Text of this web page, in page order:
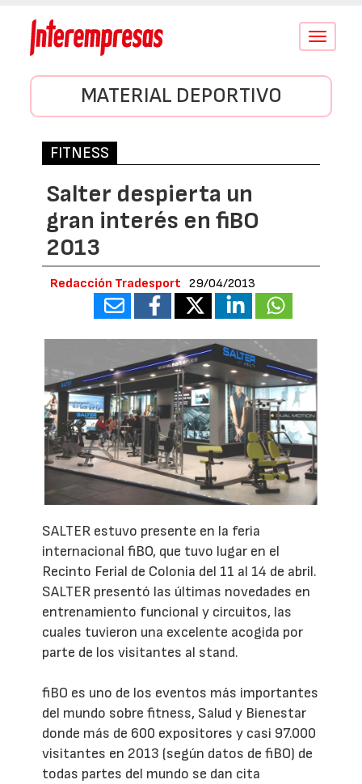
Conmutar
MATERIAL DEPORTIVO
FITNESS
Salter despierta un
gran interés en fiBO
2013
Redacción Tradesport 29/04/2013
SALTER estuvo presente en la feria
internacional fiBO, que tuvo lugar en el
Recinto Ferial de Colonia del 11 al 14 de abril.
SALTER presentó las últimas novedades en
entrenamiento funcional y circuitos, las
cuales tuvieron una excelente acogida por
parte de los visitantes al stand.
fiBO es uno de los eventos más importantes
del mundo sobre fitness, Salud y Bienestar
donde más de 600 expositores y casi 97.000
visitantes en 2013 (según datos de fiBO) de
todas partes del mundo se dan cita